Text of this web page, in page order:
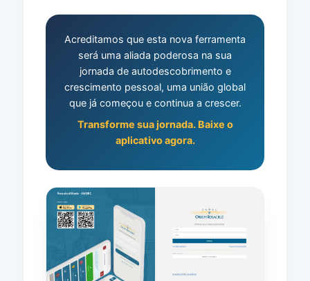
Acreditamos que esta nova ferramenta
será uma aliada poderosa na sua
jornada de autodescobrimento e
crescimento pessoal, uma união global
que já começou e continua a crescer.
Transforme sua jornada. Baixe o
aplicativo agora.